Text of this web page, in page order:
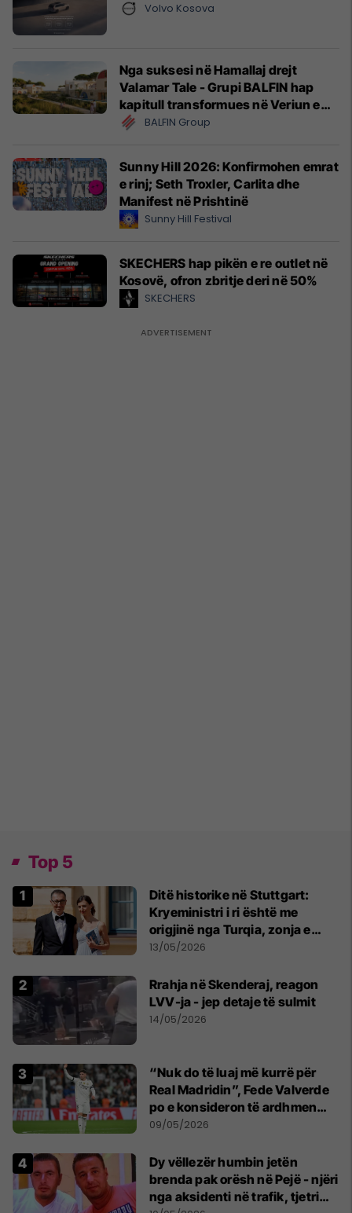
Volvo Kosova
Nga suksesi në Hamallaj drejt
Valamar Tale - Grupi BALFIN hap
kapitull transformues në Veriun e
Shqipërisë
BALFIN Group
Sunny Hill 2026: Konfirmohen emrat
e rinj; Seth Troxler, Carlita dhe
Manifest në Prishtinë
Sunny Hill Festival
SKECHERS hap pikën e re outlet në
Kosovë, ofron zbritje deri në 50%
SKECHERS
Top 5
Ditë historike në Stuttgart:
Kryeministri i ri është me
origjinë nga Turqia, zonja e
parë një shqiptare nga
13/05/2026
Rrahja në Skenderaj, reagon
LVV-ja - jep detaje të sulmit
14/05/2026
“Nuk do të luaj më kurrë për
Real Madridin”, Fede Valverde
po e konsideron të ardhmen
pas sherrit me Tchouamenin
09/05/2026
Dy vëllezër humbin jetën
brenda pak orësh në Pejë - njëri
nga aksidenti në trafik, tjetri